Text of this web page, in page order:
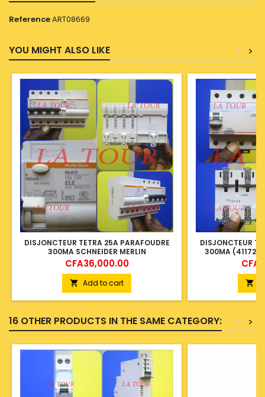
ReferenceART08669
YOU MIGHT ALSO LIKE >
<
DISJONCTEUR TETRA 25A PARAFOUDRE
300MA SCHNEIDER MERLIN
Price
CFA36,000.00
 Add to cart
DISJONCTEUR
300MA (41172)
Price

16 OTHER PRODUCTS IN THE SAME CATEGORY: >
<